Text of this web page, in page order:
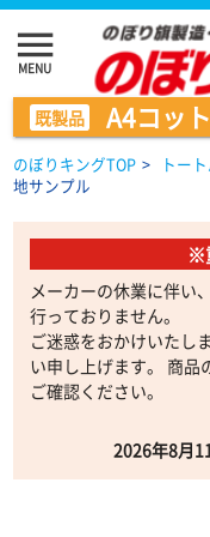
menu
MENU
既製品 A4コッ
のぼりキングTOP > トー
地サンプル
※
メーカーの休業に伴い
行っておりません。
ご迷惑をおかけいたし
い申し上げます。 商品
ご確認ください。
2026年8月